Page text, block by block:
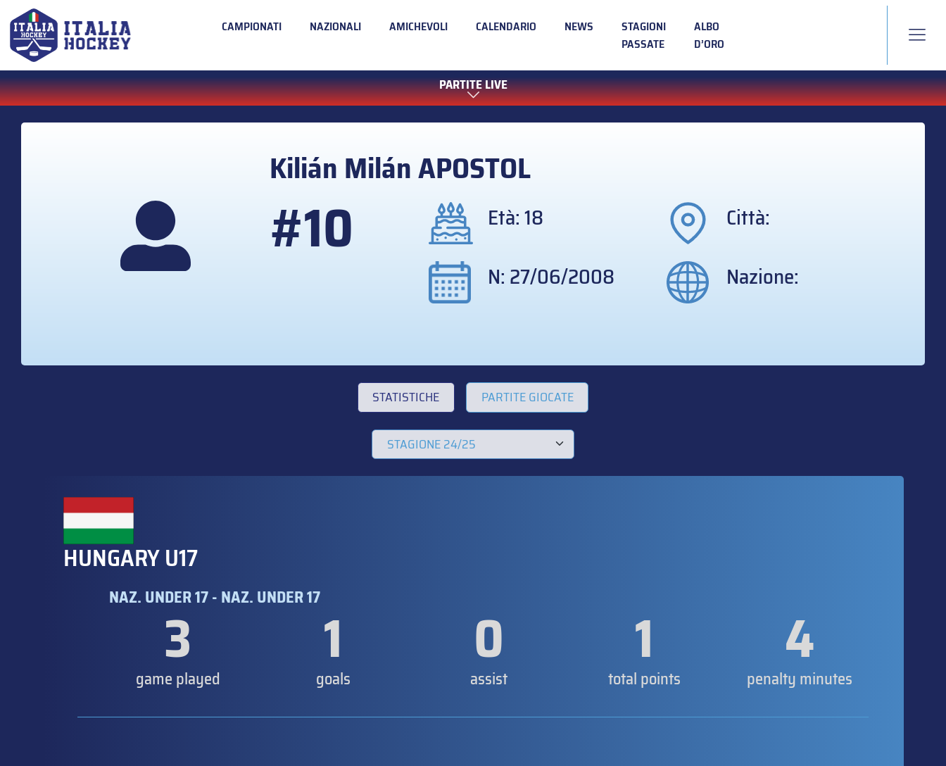
CAMPIONATI NAZIONALI AMICHEVOLI CALENDARIO NEWS
STAGIONI
PASSATE
ALBO
D’ORO
PARTITE LIVE
Kilián MilánAPOSTOL
#10 Età: 18
Città:
N: 27/06/2008
Nazione:
STATISTICHE PARTITE GIOCATE
HUNGARY U17
NAZ. UNDER 17 - NAZ. UNDER 17
3
game played 1
goals 0
assist 1
total points 4
penalty minutes